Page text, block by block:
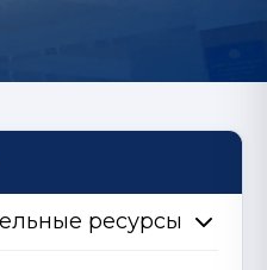
ресурсы